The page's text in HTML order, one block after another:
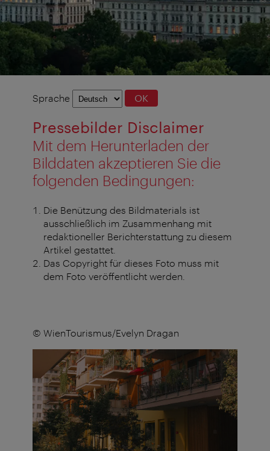
Sprachauswahl
Sprache OK
Pressebilder Disclaimer
Mit dem Herunterladen der
Bilddaten akzeptieren Sie die
folgenden Bedingungen:
Die Benützung des Bildmaterials ist
ausschließlich im Zusammenhang mit
redaktioneller Berichterstattung zu diesem
Artikel gestattet.
Das Copyright für dieses Foto muss mit
dem Foto veröffentlicht werden.
© WienTourismus/Evelyn Dragan